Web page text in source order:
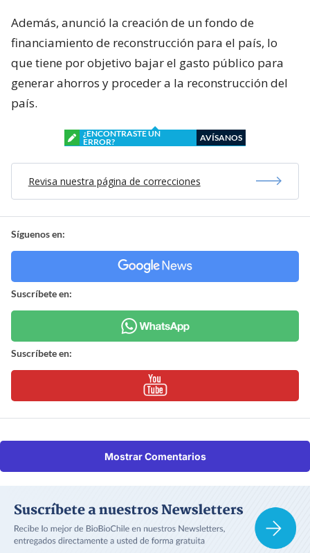
Además, anunció la creación de un fondo de
financiamiento de reconstrucción para el país, lo
que tiene por objetivo bajar el gasto público para
generar ahorros y proceder a la reconstrucción del
país.
¿ENCONTRASTE UN
ERROR?
AVÍSANOS
Revisa nuestra página de correcciones
Síguenos en:
Suscríbete en:
Suscríbete en:
Mostrar Comentarios